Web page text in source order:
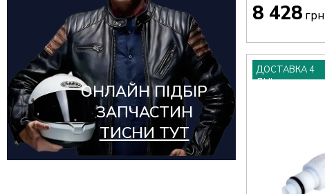
ОНЛАЙН ПІДБІР
ЗАПЧАСТИН
ТИСНИ ТУТ
8 428 грн
ДОСТАВКА 4
ДНІ